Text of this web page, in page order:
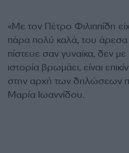
«Με τον Πέτρο Φιλιππίδη
πάρα πολύ καλά, του
πίστευε σαν γυναίκα, δεν
ιστορία βρωμάει, είναι
στην αρχή των δηλώσεων
Μαρία Ιωαννίδου.